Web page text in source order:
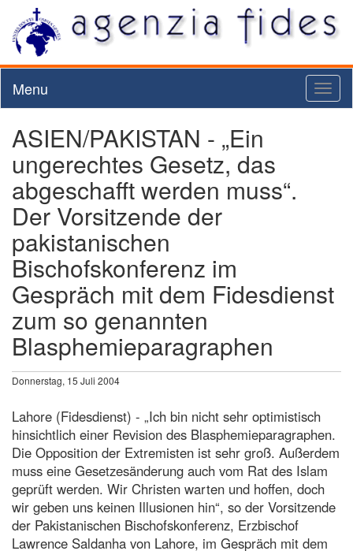
Menu
ASIEN/PAKISTAN - „Ein
ungerechtes Gesetz, das
abgeschafft werden muss“.
Der Vorsitzende der
pakistanischen
Bischofskonferenz im
Gespräch mit dem Fidesdienst
zum so genannten
Blasphemieparagraphen
Donnerstag, 15 Juli 2004
Lahore (Fidesdienst) - „Ich bin nicht sehr optimistisch
hinsichtlich einer Revision des Blasphemieparagraphen.
Die Opposition der Extremisten ist sehr groß. Außerdem
muss eine Gesetzesänderung auch vom Rat des Islam
geprüft werden. Wir Christen warten und hoffen, doch
wir geben uns keinen Illusionen hin“, so der Vorsitzende
der Pakistanischen Bischofskonferenz, Erzbischof
Lawrence Saldanha von Lahore, im Gespräch mit dem